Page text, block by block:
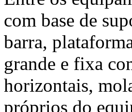
com base de
barra,
grande e fixa
horizontais,
próprios do